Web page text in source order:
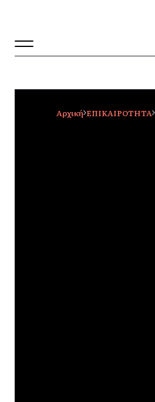
Αρχική ΕΠΙΚΑΙΡΟΤΗΤΑ